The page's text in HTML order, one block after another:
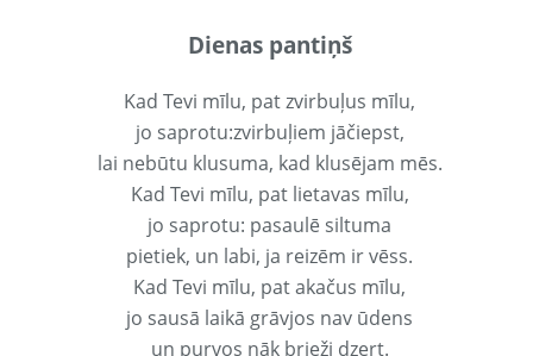
Dienas pantiņš
Kad Tevi mīlu, pat zvirbuļus mīlu,
jo saprotu:zvirbuļiem jāčiepst,
lai nebūtu klusuma, kad klusējam mēs.
Kad Tevi mīlu, pat lietavas mīlu,
jo saprotu: pasaulē siltuma
pietiek, un labi, ja reizēm ir vēss.
Kad Tevi mīlu, pat akačus mīlu,
jo sausā laikā grāvjos nav ūdens
un purvos nāk brieži dzert.